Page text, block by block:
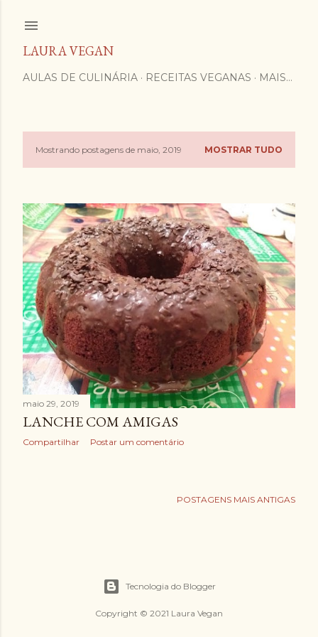
LAURA VEGAN
AULAS DE CULINÁRIA RECEITAS VEGANAS MAIS…
P
s
t
a
g
e
n
s
Mostrando postagens de maio, 2019 MOSTRAR TUDO
maio 29, 2019
LANCHE COM AMIGAS
Compartilhar Postar um comentário
POSTAGENS MAIS ANTIGAS
Tecnologia do Blogger
Copyright © 2021 Laura Vegan